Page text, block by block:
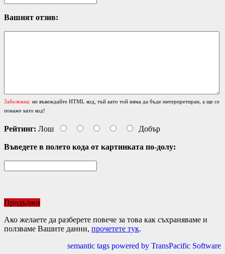
Вашият отзив:
Забележка: не въвеждайте HTML код, тъй като той няма да бъде интерпретиран, а ще се
покаже като код!
Рейтинг: Лош Добър
Въведете в полето кода от картинката по-долу:
Продължи
Ако желаете да разберете повече за това как съхраняваме и
ползваме Вашите данни, прочетете тук.
semantic tags powered by TransPacific Software